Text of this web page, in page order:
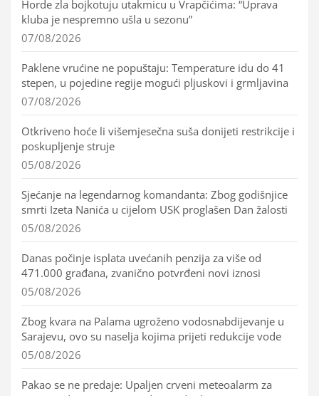
Horde zla bojkotuju utakmicu u Vrapčićima: “Uprava
kluba je nespremno ušla u sezonu”
07/08/2026
Paklene vrućine ne popuštaju: Temperature idu do 41
stepen, u pojedine regije mogući pljuskovi i grmljavina
07/08/2026
Otkriveno hoće li višemjesečna suša donijeti restrikcije i
poskupljenje struje
05/08/2026
Sjećanje na legendarnog komandanta: Zbog godišnjice
smrti Izeta Nanića u cijelom USK proglašen Dan žalosti
05/08/2026
Danas počinje isplata uvećanih penzija za više od
471.000 građana, zvanično potvrđeni novi iznosi
05/08/2026
Zbog kvara na Palama ugroženo vodosnabdijevanje u
Sarajevu, ovo su naselja kojima prijeti redukcije vode
05/08/2026
Pakao se ne predaje: Upaljen crveni meteoalarm za